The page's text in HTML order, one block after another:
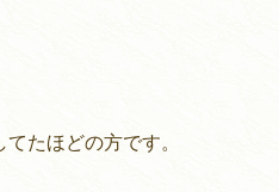
たほどの方です。